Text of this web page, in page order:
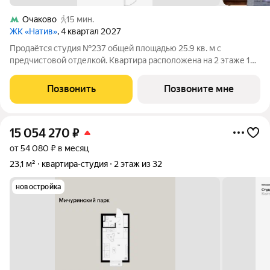
Очаково
15 мин.
ЖК «Натив», 4 квартал 2027
Продаётся студия №237 общей площадью 25.9 кв. м с
предчистовой отделкой. Квартира расположена на 2 этаже 13-
на западе Москвы НАТИВ. До станции метро «Аминьевская» 5
минут пешком. Рядом
Позвонить Позвоните мне
15 054 270 ₽
от 54 080 ₽ в месяц
23,1 м²
квартира-студия 2 этаж из 32
новостройка